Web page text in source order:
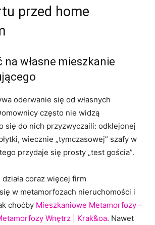
przed home
własne mieszkanie
oderwanie się od własnych
często nie widzą
się do nich przyzwyczaili: odklejonej
wiecznie „tymczasowej” szafy w
przydaje się prosty „test gościa”.
coraz więcej firm
w metamorfozach nieruchomości i
choćby Mieszkaniowe Metamorfozy –
Wnętrz | Krak&oa. Nawet